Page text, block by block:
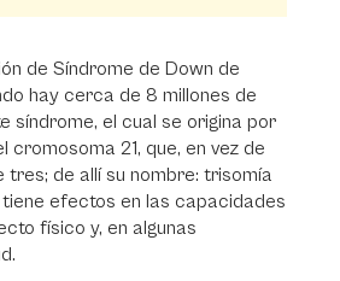
de Síndrome de Down de
hay cerca de 8 millones de
síndrome, el cual se origina por
cromosoma 21, que, en vez de
tres; de allí su nombre: trisomía
tiene efectos en las capacidades
físico y, en algunas